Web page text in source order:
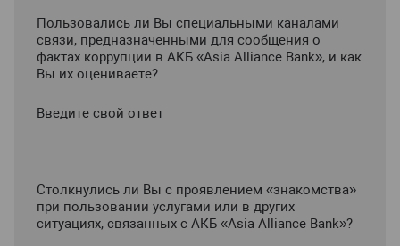
Пользовались ли Вы специальными каналами
связи, предназначенными для сообщения о
фактах коррупции в АКБ «Asia Alliance Bank», и как
Вы их оцениваете?
Введите свой ответ
Столкнулись ли Вы с проявлением «знакомства»
при пользовании услугами или в других
ситуациях, связанных с АКБ «Asia Alliance Bank»?